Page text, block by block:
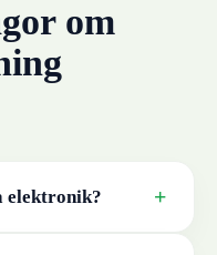
om
elektronik? +